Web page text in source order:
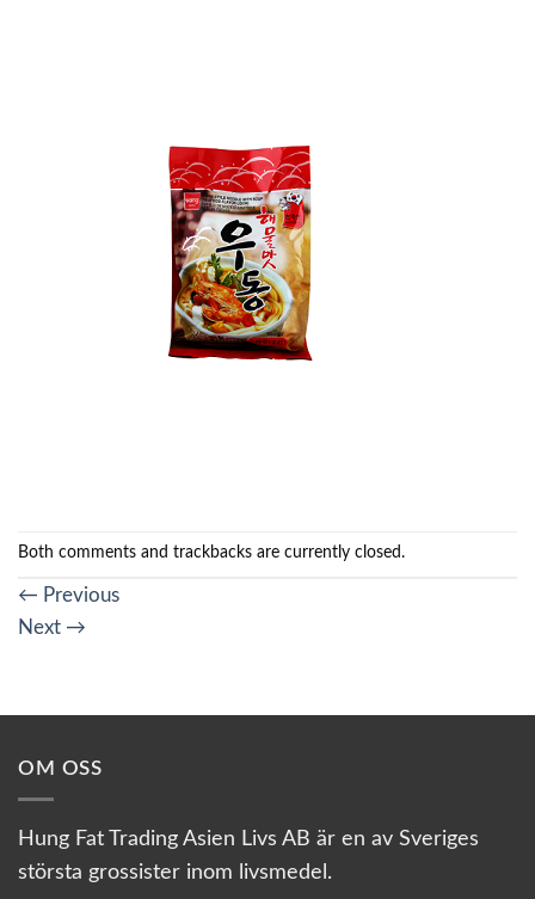
Both comments and trackbacks are currently closed.
← Previous
Next →
OM OSS
Hung Fat Trading Asien Livs AB är en av Sveriges
största grossister inom livsmedel.